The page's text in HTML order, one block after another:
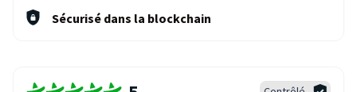
Sécurisé dans la blockchain